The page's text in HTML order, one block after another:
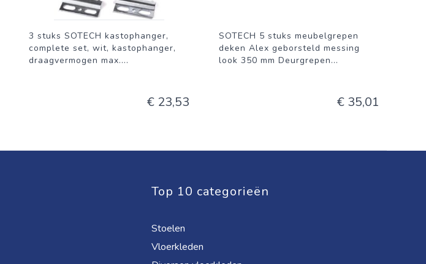
3 stuks SOTECH kastophanger,
complete set, wit, kastophanger,
draagvermogen max....
€ 23,53
SOTECH 5 stuks meubelgrepen
deken Alex geborsteld messing
look 350 mm Deurgrepen...
€ 35,01
Top 10 categorieën
Stoelen
Vloerkleden